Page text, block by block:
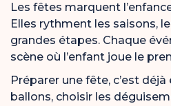
Les fêtes marquent
Elles rythment les saisons,
grandes étapes. Chaque
scène où l’enfant joue le
Préparer une fête, c’est
ballons, choisir les